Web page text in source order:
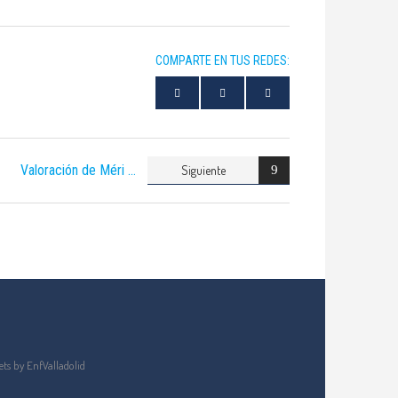
COMPARTE EN TUS REDES:
Valoración de Méri Siguiente
by EnfValladolid